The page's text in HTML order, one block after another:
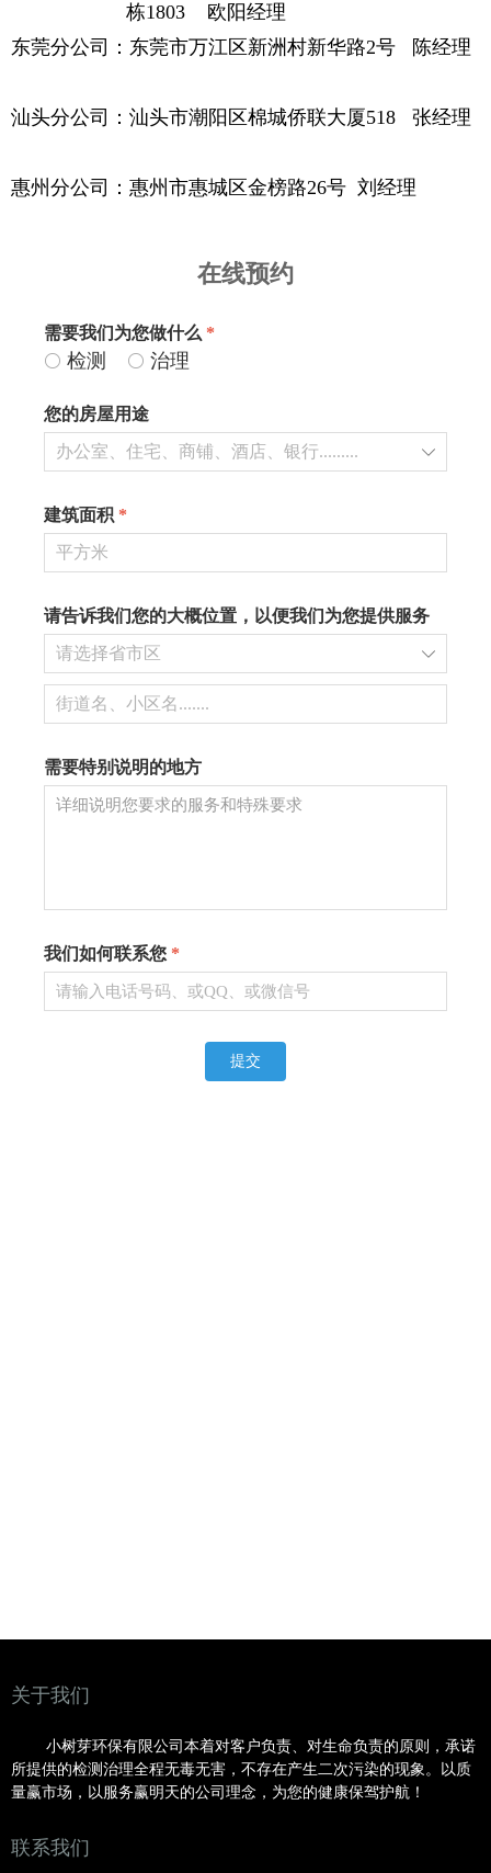
栋1803 欧阳经理
东莞分公司：东莞市万江区新洲村新华路2号 陈经理
汕头分公司：汕头市潮阳区棉城侨联大厦518 张经理
惠州分公司：惠州市惠城区金榜路26号 刘经理
在线预约
需要我们为您做什么 *
ꀐ 检测 ꀐ 治理
您的房屋用途
ꄳ
建筑面积 *
请告诉我们您的大概位置，以便我们为您提供服务
ꄳ
需要特别说明的地方
我们如何联系您 *
提交
关于我们
小树芽环保有限公司本着对客户负责、对生命负责的原则，承诺
所提供的检测治理全程无毒无害，不存在产生二次污染的现象。以质
量赢市场，以服务赢明天的公司理念，为您的健康保驾护航！
联系我们